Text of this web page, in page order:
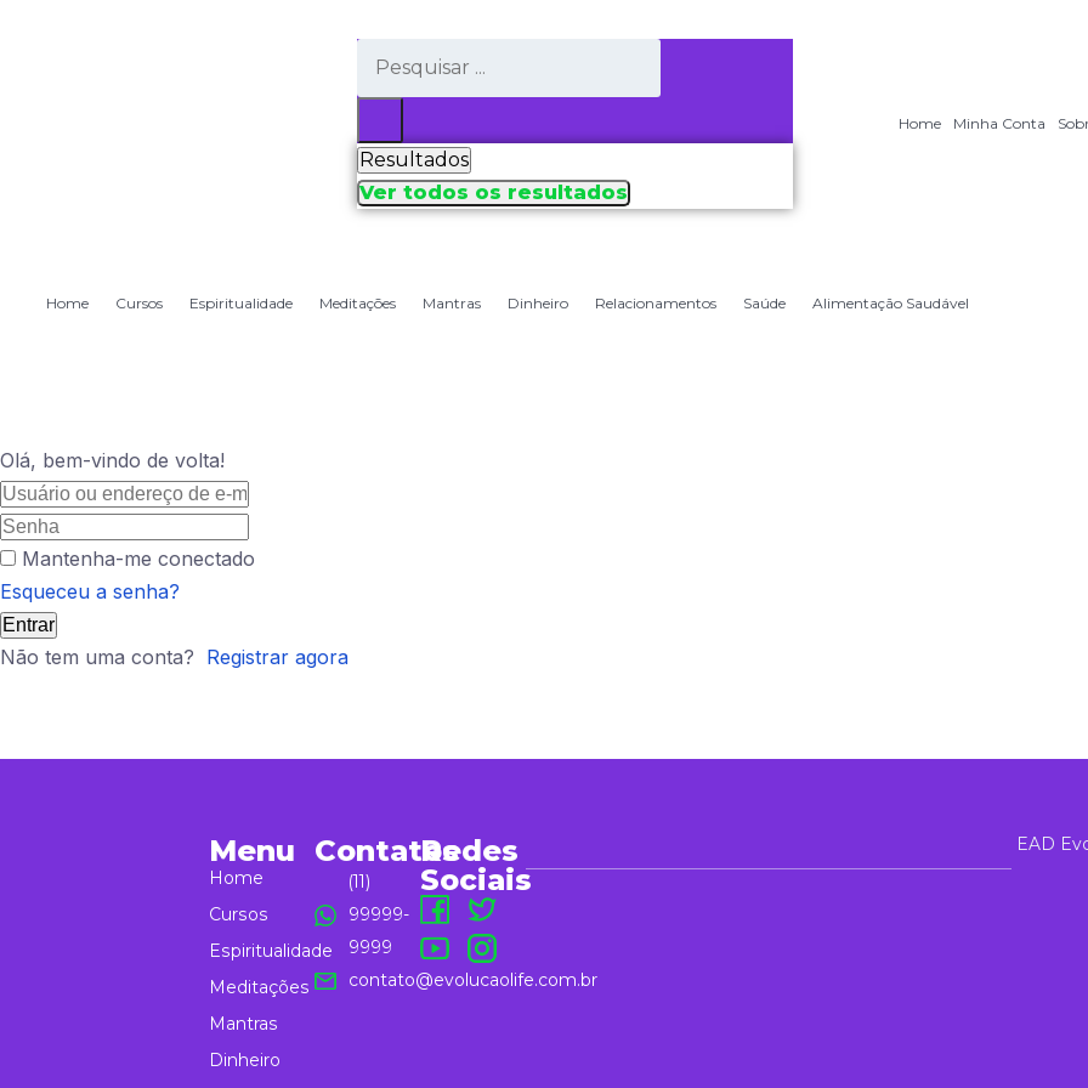
Resultados
Ver todos os resultados
Home Minha Conta
Home Cursos Espiritualidade Meditações Mantras Dinheiro Relacionamentos Saúde Alimentação Saudável
Olá, bem-vindo de volta!
Mantenha-me conectado
Esqueceu a senha?
Entrar
Não tem uma conta? Registrar agora
Menu
Home
Cursos
Espiritualidade
Meditações
Mantras
Dinheiro
Contatos
(11)
99999-
9999
contato@evolucaolife.com.br
Redes
Sociais
EAD